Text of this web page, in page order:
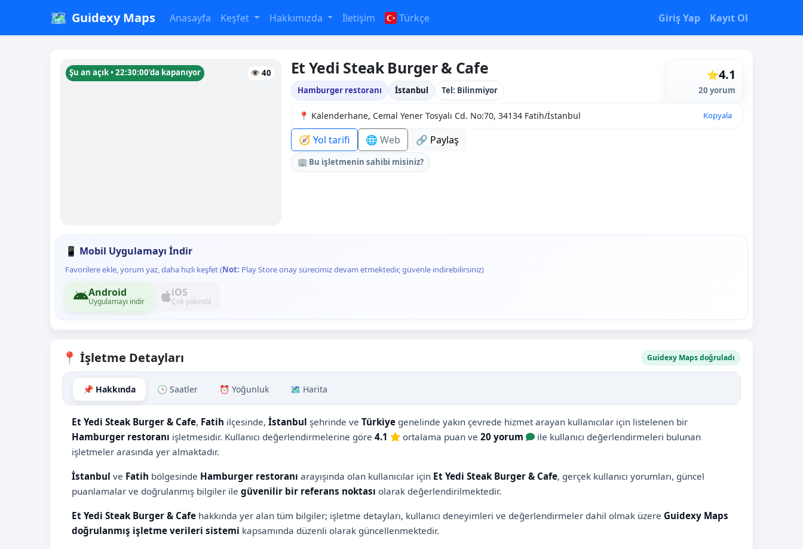
🗺️ Guidexy Maps Anasayfa Keşfet Hakkımızda İletişim Türkçe Giriş Yap Kayıt Ol
Şu an açık • 22:30:00’da kapanıyor 👁 40 Et Yedi Steak Burger & Cafe
Hamburger restoranı İstanbul Tel: Bilinmiyor
⭐4.1
20 yorum
📍 Kalenderhane, Cemal Yener Tosyalı Cd. No:70, 34134 Fatih/İstanbul Kopyala
🧭 Yol tarifi 🌐 Web 🔗 Paylaş
🏢 Bu işletmenin sahibi misiniz?
📱 Mobil Uygulamayı İndir
Favorilere ekle, yorum yaz, daha hızlı keşfet (Not: Play Store onay sürecimiz devam etmektedir, güvenle indirebilirsiniz)
Android
Uygulamayı indir
iOS
Çok yakında
📍 İşletme Detayları Guidexy Maps doğruladı
📌 Hakkında 🕒 Saatler ⏰ Yoğunluk 🗺️ Harita
Et Yedi Steak Burger & Cafe, Fatih ilçesinde, İstanbul şehrinde ve Türkiye genelinde yakın çevrede hizmet arayan kullanıcılar için listelenen bir
Hamburger restoranı işletmesidir. Kullanıcı değerlendirmelerine göre 4.1 ortalama puan ve 20 yorum
ile kullanıcı değerlendirmeleri bulunan
işletmeler arasında yer almaktadır.
İstanbul ve Fatih bölgesinde Hamburger restoranı arayışında olan kullanıcılar için Et Yedi Steak Burger & Cafe, gerçek kullanıcı yorumları, güncel
puanlamalar ve doğrulanmış bilgiler ile güvenilir bir referans noktası olarak değerlendirilmektedir.
Et Yedi Steak Burger & Cafe hakkında yer alan tüm bilgiler; işletme detayları, kullanıcı deneyimleri ve değerlendirmeler dahil olmak üzere Guidexy Maps
doğrulanmış işletme verileri sistemi kapsamında düzenli olarak güncellenmektedir.